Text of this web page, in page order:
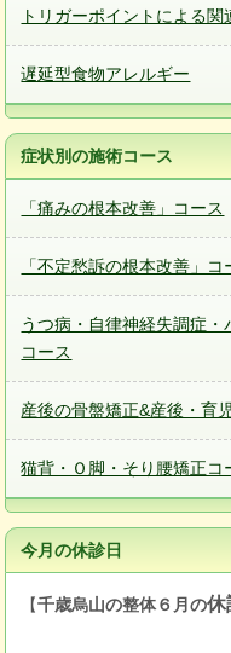
トリガーポイントによる関
遅延型食物アレルギー
症状別の施術コース
「痛みの根本改善」コース
「不定愁訴の根本改善」コ
うつ病・自律神経失調症
コース
産後の骨盤矯正&産後・育
猫背・Ｏ脚・そり腰矯正コ
今月の休診日
【千歳烏山の整体６月の休